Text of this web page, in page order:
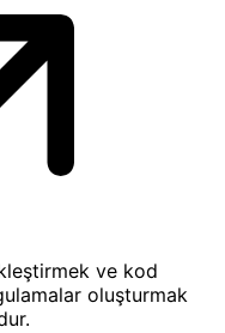
ve kod
oluşturmak